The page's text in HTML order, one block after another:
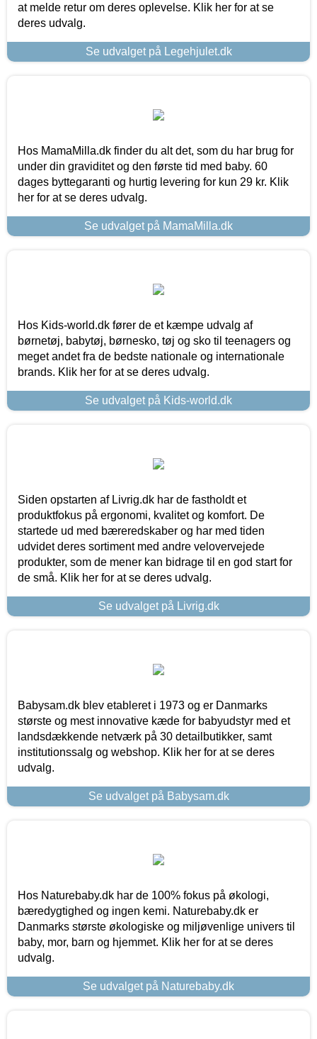
at melde retur om deres oplevelse. Klik her for at se
deres udvalg.
Se udvalget på Legehjulet.dk
Hos MamaMilla.dk finder du alt det, som du har brug for
under din graviditet og den første tid med baby. 60
dages byttegaranti og hurtig levering for kun 29 kr. Klik
her for at se deres udvalg.
Se udvalget på MamaMilla.dk
Hos Kids-world.dk fører de et kæmpe udvalg af
børnetøj, babytøj, børnesko, tøj og sko til teenagers og
meget andet fra de bedste nationale og internationale
brands. Klik her for at se deres udvalg.
Se udvalget på Kids-world.dk
Siden opstarten af Livrig.dk har de fastholdt et
produktfokus på ergonomi, kvalitet og komfort. De
startede ud med bæreredskaber og har med tiden
udvidet deres sortiment med andre velovervejede
produkter, som de mener kan bidrage til en god start for
de små. Klik her for at se deres udvalg.
Se udvalget på Livrig.dk
Babysam.dk blev etableret i 1973 og er Danmarks
største og mest innovative kæde for babyudstyr med et
landsdækkende netværk på 30 detailbutikker, samt
institutionssalg og webshop. Klik her for at se deres
udvalg.
Se udvalget på Babysam.dk
Hos Naturebaby.dk har de 100% fokus på økologi,
bæredygtighed og ingen kemi. Naturebaby.dk er
Danmarks største økologiske og miljøvenlige univers til
baby, mor, barn og hjemmet. Klik her for at se deres
udvalg.
Se udvalget på Naturebaby.dk